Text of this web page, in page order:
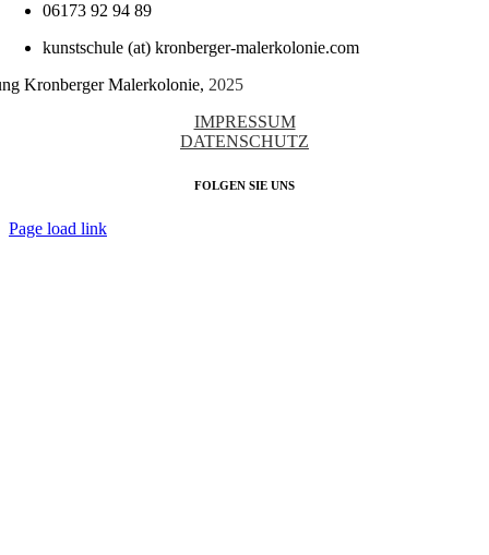
06173 92 94 89
kunstschule (at) kronberger-malerkolonie.com
Kronberger Malerkolonie, 2025
IMPRESSUM
DATENSCHUTZ
FOLGEN SIE UNS
Page load link